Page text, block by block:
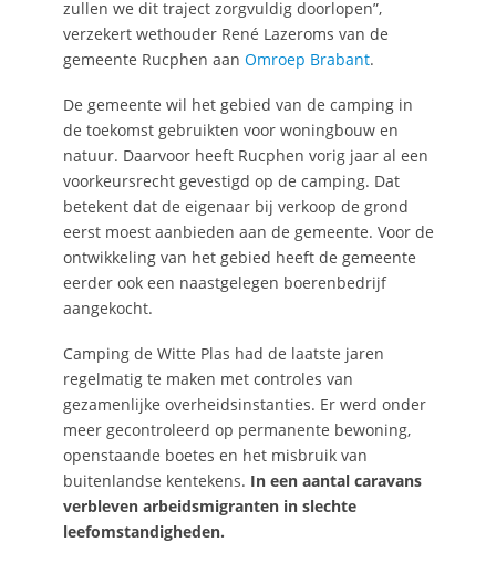
zullen we dit traject zorgvuldig doorlopen”,
verzekert wethouder René Lazeroms van de
gemeente Rucphen aan Omroep Brabant.
De gemeente wil het gebied van de camping in
de toekomst gebruikten voor woningbouw en
natuur. Daarvoor heeft Rucphen vorig jaar al een
voorkeursrecht gevestigd op de camping. Dat
betekent dat de eigenaar bij verkoop de grond
eerst moest aanbieden aan de gemeente. Voor de
ontwikkeling van het gebied heeft de gemeente
eerder ook een naastgelegen boerenbedrijf
aangekocht.
Camping de Witte Plas had de laatste jaren
regelmatig te maken met controles van
gezamenlijke overheidsinstanties. Er werd onder
meer gecontroleerd op permanente bewoning,
openstaande boetes en het misbruik van
buitenlandse kentekens. In een aantal caravans
verbleven arbeidsmigranten in slechte
leefomstandigheden.